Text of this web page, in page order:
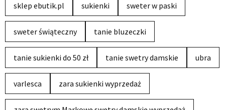
sklep ebutik.pl sukienki sweter w paski
sweter świąteczny tanie bluzeczki
tanie sukienki do 50 zł tanie swetry damskie ubra
varlesca zara sukienki wyprzedaż